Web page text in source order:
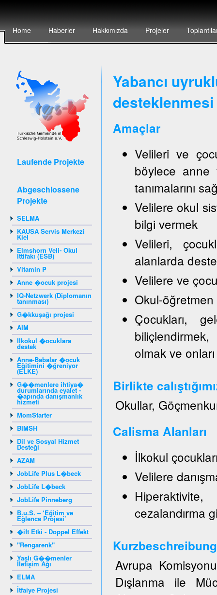
Home Haberler Hakkımızda Projeler
Laufende Projekte
Abgeschlossene
Projekte
SELMA
KAUSA Servis Merkezi
Kiel
Elmshorn Veli- Okul
İttifakı (ESB)
Vitamin P
Anne �ocuk projesi
IQ-Netzwerk (Diplomanın
tanınması)
G�kkuşağı projesi
AIM
Ilkokul �ocuklara
destek
Anne-Babalar �ocuk
Eğitimini �ğreniyor
(ELKE)
G��menlere ihtiya�
durumlarında eyalet -
�apında danışmanlık
hizmeti
MomStarter
BIMSH
Dil ve Sosyal Hizmet
Desteği
AZAM
JobLife Plus L�beck
JobLife L�beck
JobLife Pinneberg
B.u.S. – ‘Eğitim ve
Eğlence Projesi’
�ift Etki - Doppel Effekt
"Rengarenk"
Yaşlı G��menler
İletişim Ağı
ELMA
İtfaiye Projesi
Yabancı
Amaçlar
Velileri ve
böylece anne
tanımalarını
Velilere okul
bilgi vermek
Velileri,
alanlarda
Velilere ve
Okul-
Çocukları,
olmak ve
Birlikte
Okullar,
Calisma Alanları
İlkokul
Velilere
cezalandırma
Kurzbeschreibung
Avrupa
Dışlanma ile